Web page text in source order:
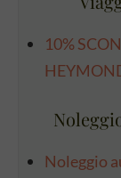
10%
Noleggio